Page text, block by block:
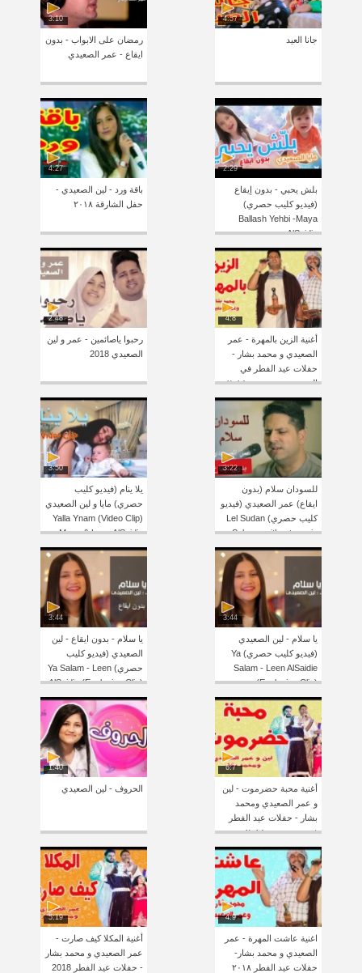
4:57
جانا العيد
3:10
رمضان على الابواب - بدون
ايقاع - عمر الصعيدي
2:29
بلش يحبي - بدون إيقاع
(فيديو كليب حصري)
Ballash Yehbi -Maya
AlSaidie
4:27
باقة ورد - لين الصعيدي -
حفل الشارقة ٢٠١٨
4:8
أغنية الزين بالمهرة - عمر
الصعيدي و محمد بشار -
حفلات عيد الفطر في
المهرة و حضرموت ٢٠١٨
2:48
رحبوا ياصائمين - عمر و لين
الصعيدي 2018
3:22
للسودان سلام (بدون
ايقاع) عمر الصعيدي (فيديو
كليب حصري) Lel Sudan
Salam - without music
3:50
يلا ينام (فيديو كليب
حصري) مايا و لين الصعيدي
Yalla Ynam (Video Clip)
Maya & Leen AlSaidie
3:44
يا سلام - لين الصعيدي
(فيديو كليب حصري) Ya
Salam - Leen AlSaidie
(Exclusive Clip)
3:44
يا سلام - بدون ايقاع - لين
الصعيدي (فيديو كليب
حصري) Ya Salam - Leen
AlSaidie (Exclusive Clip)
6:7
أغنية محبة حضرموت - لين
و عمر الصعيدي ومحمد
بشار - حفلات عيد الفطر
في حضرموت ٢٠١٨
1:40
الحروف - لين الصعيدي
4:9
اغنية عاشت المهرة - عمر
الصعيدي و محمد بشار-
حفلات عيد الفطر ٢٠١٨
5:19
أغنية المكلا كيف صارت -
عمر الصعيدي و محمد بشار
- حفلات عيد الفطر 2018